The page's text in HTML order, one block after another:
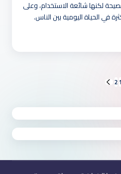
لكنها شائعة الاستخدام، وعلى
في الحياة اليومية بين الناس.
1
2